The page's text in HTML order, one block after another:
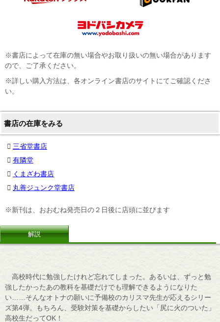
※書店によって在庫の無い場合やお取り扱いの無い場合があります
ので、ご了承ください。
※詳しい購入方法は、各オンライン書店のサイトにてご確認くださ
い。
書店の在庫をみる
三省堂書店
有隣堂
くまざわ書店
丸善ジュンク堂書店
※新刊は、おおむね発売日の２日後に店頭に並びます
解説
高校時代に勉強したけれど忘れてしまった。あるいは、ずっと勉
強したかったあの教科を基礎だけでも理解できるようになりた
い……そんなオトナの願いに予備校のカリスマ先生が応えるシリー
ズ第4弾。もちろん、受験対策を基礎からしたい「尻に火のついた」
高校生だってOK！